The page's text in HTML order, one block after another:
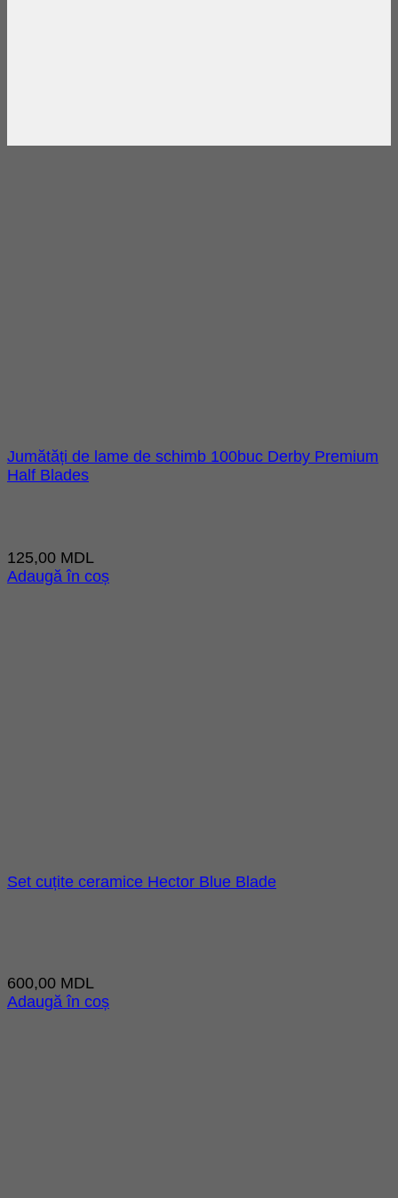
Jumătăți de lame de schimb 100buc Derby Premium
Half Blades
125,00 MDL
Adaugă în coș
Set cuțite ceramice Hector Blue Blade
600,00 MDL
Adaugă în coș